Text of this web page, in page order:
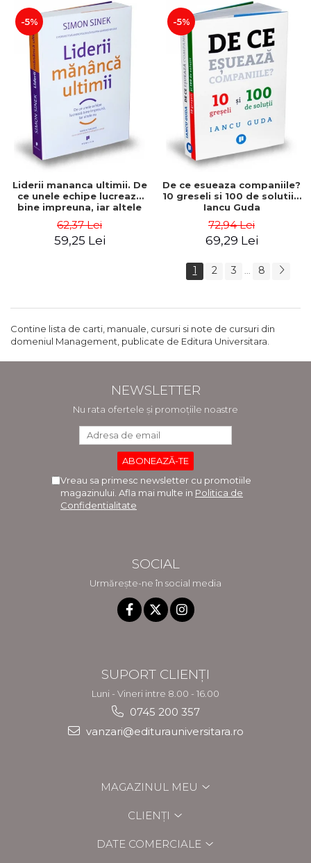
-5%
Liderii mananca ultimii. De
ce unele echipe lucreaza
bine impreuna, iar altele
Sinek
62,37 Lei
59,25 Lei
-5%
De ce esueaza companiile?
10 greseli si 100 de solutii -
Iancu Guda
72,94 Lei
69,29 Lei
1 2 3 ... 8
Contine lista de carti, manuale, cursuri si note de cursuri din
domeniul Management, publicate de Editura Universitara.
NEWSLETTER
Nu rata ofertele și promoțiile noastre
Vreau sa primesc newsletter cu promotiile
magazinului. Afla mai multe in Politica de
Confidentialitate
SOCIAL
Urmărește-ne în social media
SUPORT CLIENȚI
Luni - Vineri intre 8.00 - 16.00
0745 200 357
vanzari@editurauniversitara.ro
MAGAZINUL MEU
CLIENȚI
DATE COMERCIALE